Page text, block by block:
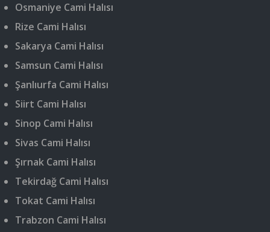
Osmaniye Cami Halısı
Rize Cami Halısı
Sakarya Cami Halısı
Samsun Cami Halısı
Şanlıurfa Cami Halısı
Siirt Cami Halısı
Sinop Cami Halısı
Sivas Cami Halısı
Şırnak Cami Halısı
Tekirdağ Cami Halısı
Tokat Cami Halısı
Trabzon Cami Halısı